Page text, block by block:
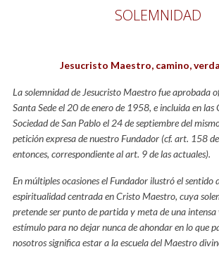
SOLEMNIDAD
Jesucristo Maestro, camino,
La solemnidad de Jesucristo Maestro fue aprobada
Santa Sede el 20 de enero de 1958, e incluida en las
Sociedad de San Pablo el 24 de septiembre del
petición expresa de nuestro Fundador (cf. art. 158
entonces, correspondiente al art. 9 de las actuales).
En múltiples ocasiones el Fundador ilustró el sentido
espiritualidad centrada en Cristo Maestro, cuya
pretende ser punto de partida y meta de una
estímulo para no dejar nunca de ahondar en lo que
nosotros significa estar a la escuela del Maestro